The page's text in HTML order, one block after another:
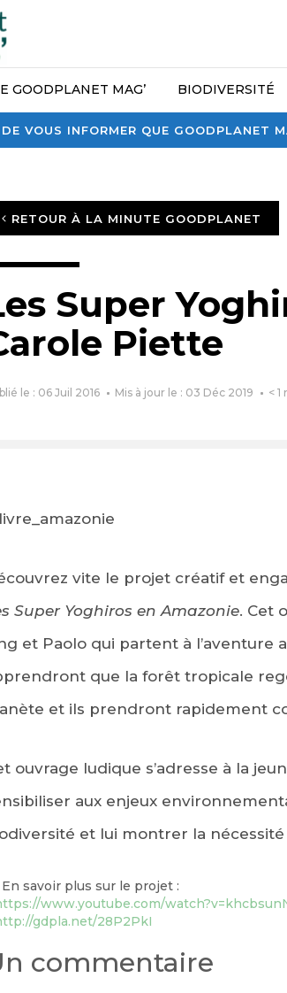
VOUS INFORMER QUE
GOODPLANET MAG’ BIODIVERSITÉ
RETOUR À LA MINUTE GOODPLANET
Super
Piette
le : 06 Juil 2016 Mis à jour le : 03 Déc 2019 < 1
vite le projet créatif et
Super Yoghiros en Amazonie. Cet
et Paolo qui partent à l’aventure
que la forêt tropicale
et ils prendront rapidement
ouvrage ludique s’adresse à la
aux enjeux
et lui montrer la
En savoir plus sur le projet :
www.youtube.com/
gdpla.net/28P2PkI
commentaire